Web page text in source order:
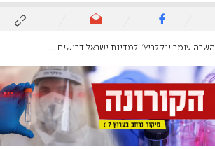
השרה עומר ינקלביץ': למדינת ישראל דרושים יעדים לסגר ומתווה יציאה ברור